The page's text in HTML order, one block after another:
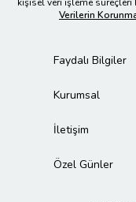
Verilerin
Faydalı Bilgiler
Kurumsal
İletişim
Özel Günler